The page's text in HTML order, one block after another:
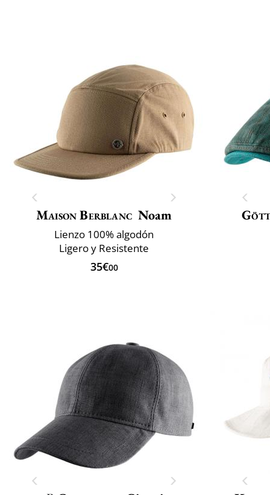
Maison Berblanc Noam
Lienzo 100% algodón
Ligero y Resistente
35€00